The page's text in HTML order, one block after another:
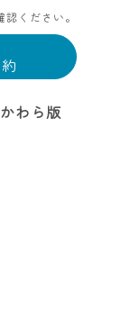
認ください。
わら版